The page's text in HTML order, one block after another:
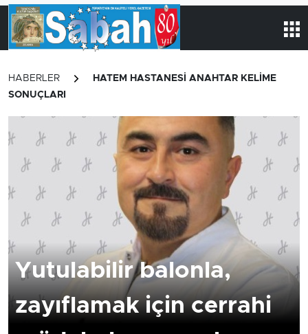
HABERLER
HATEM HASTANESI ANAHTAR KELİME
SONUÇLARI
Yutulabilir balonla,
zayıflamak için cerrahi